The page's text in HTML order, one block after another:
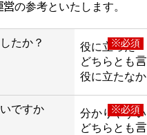
の参考といたします。
たか？ ※必須
役に立った
どちらとも
役に立たな
ですか ※必須
分かりやすい
どちらとも